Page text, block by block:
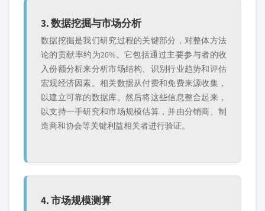
3. 数据挖掘与市场分析
数据挖掘是我们研究过程的关键部分，对整体方法
论的贡献率约为20%。它包括通过主要参与者的收
入份额分析来分析市场结构、识别行业趋势和评估
宏观经济因素。相关数据从付费和免费来源收集，
以建立可靠的数据库。然后将这些信息整合起来，
以支持一手研究和市场规模估算，并由分销商、制
造商和协会等关键利益相关者进行验证。
4. 市场规模测算